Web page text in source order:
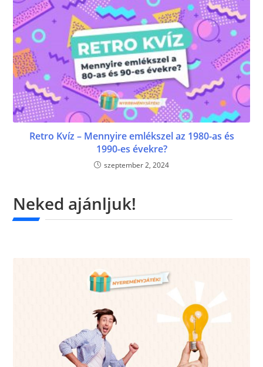
Retro Kvíz – Mennyire emlékszel az 1980-as és
1990-es évekre?
szeptember 2, 2024
Neked ajánljuk!